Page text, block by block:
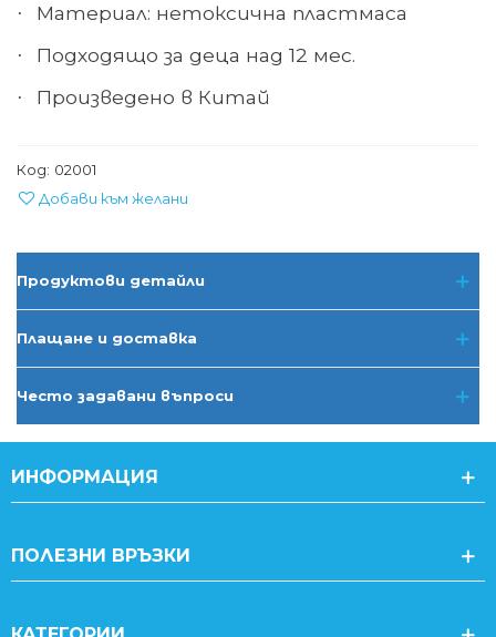
· Материал: нетоксична пластмаса
· Подходящо за деца над 12 мес.
· Произведено в Китай
Код: 02001
Добави към желани
Продуктови детайли
Плащане и доставка
Често задавани въпроси
ИНФОРМАЦИЯ
ПОЛЕЗНИ ВРЪЗКИ